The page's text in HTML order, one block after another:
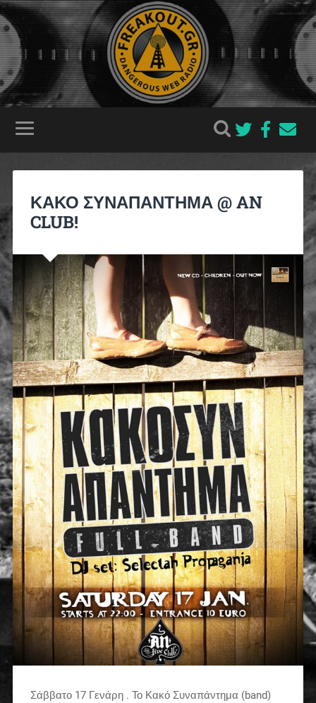
ΚΑΚΟ ΣΥΝΑΠΑΝΤΗΜΑ @ AN
CLUB!
Σάββατο 17 Γενάρη . Το Κακό Συναπάντημα (band)